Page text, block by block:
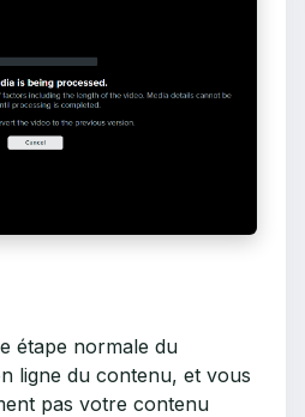
étape normale du
ligne du contenu, et vous
pas votre contenu